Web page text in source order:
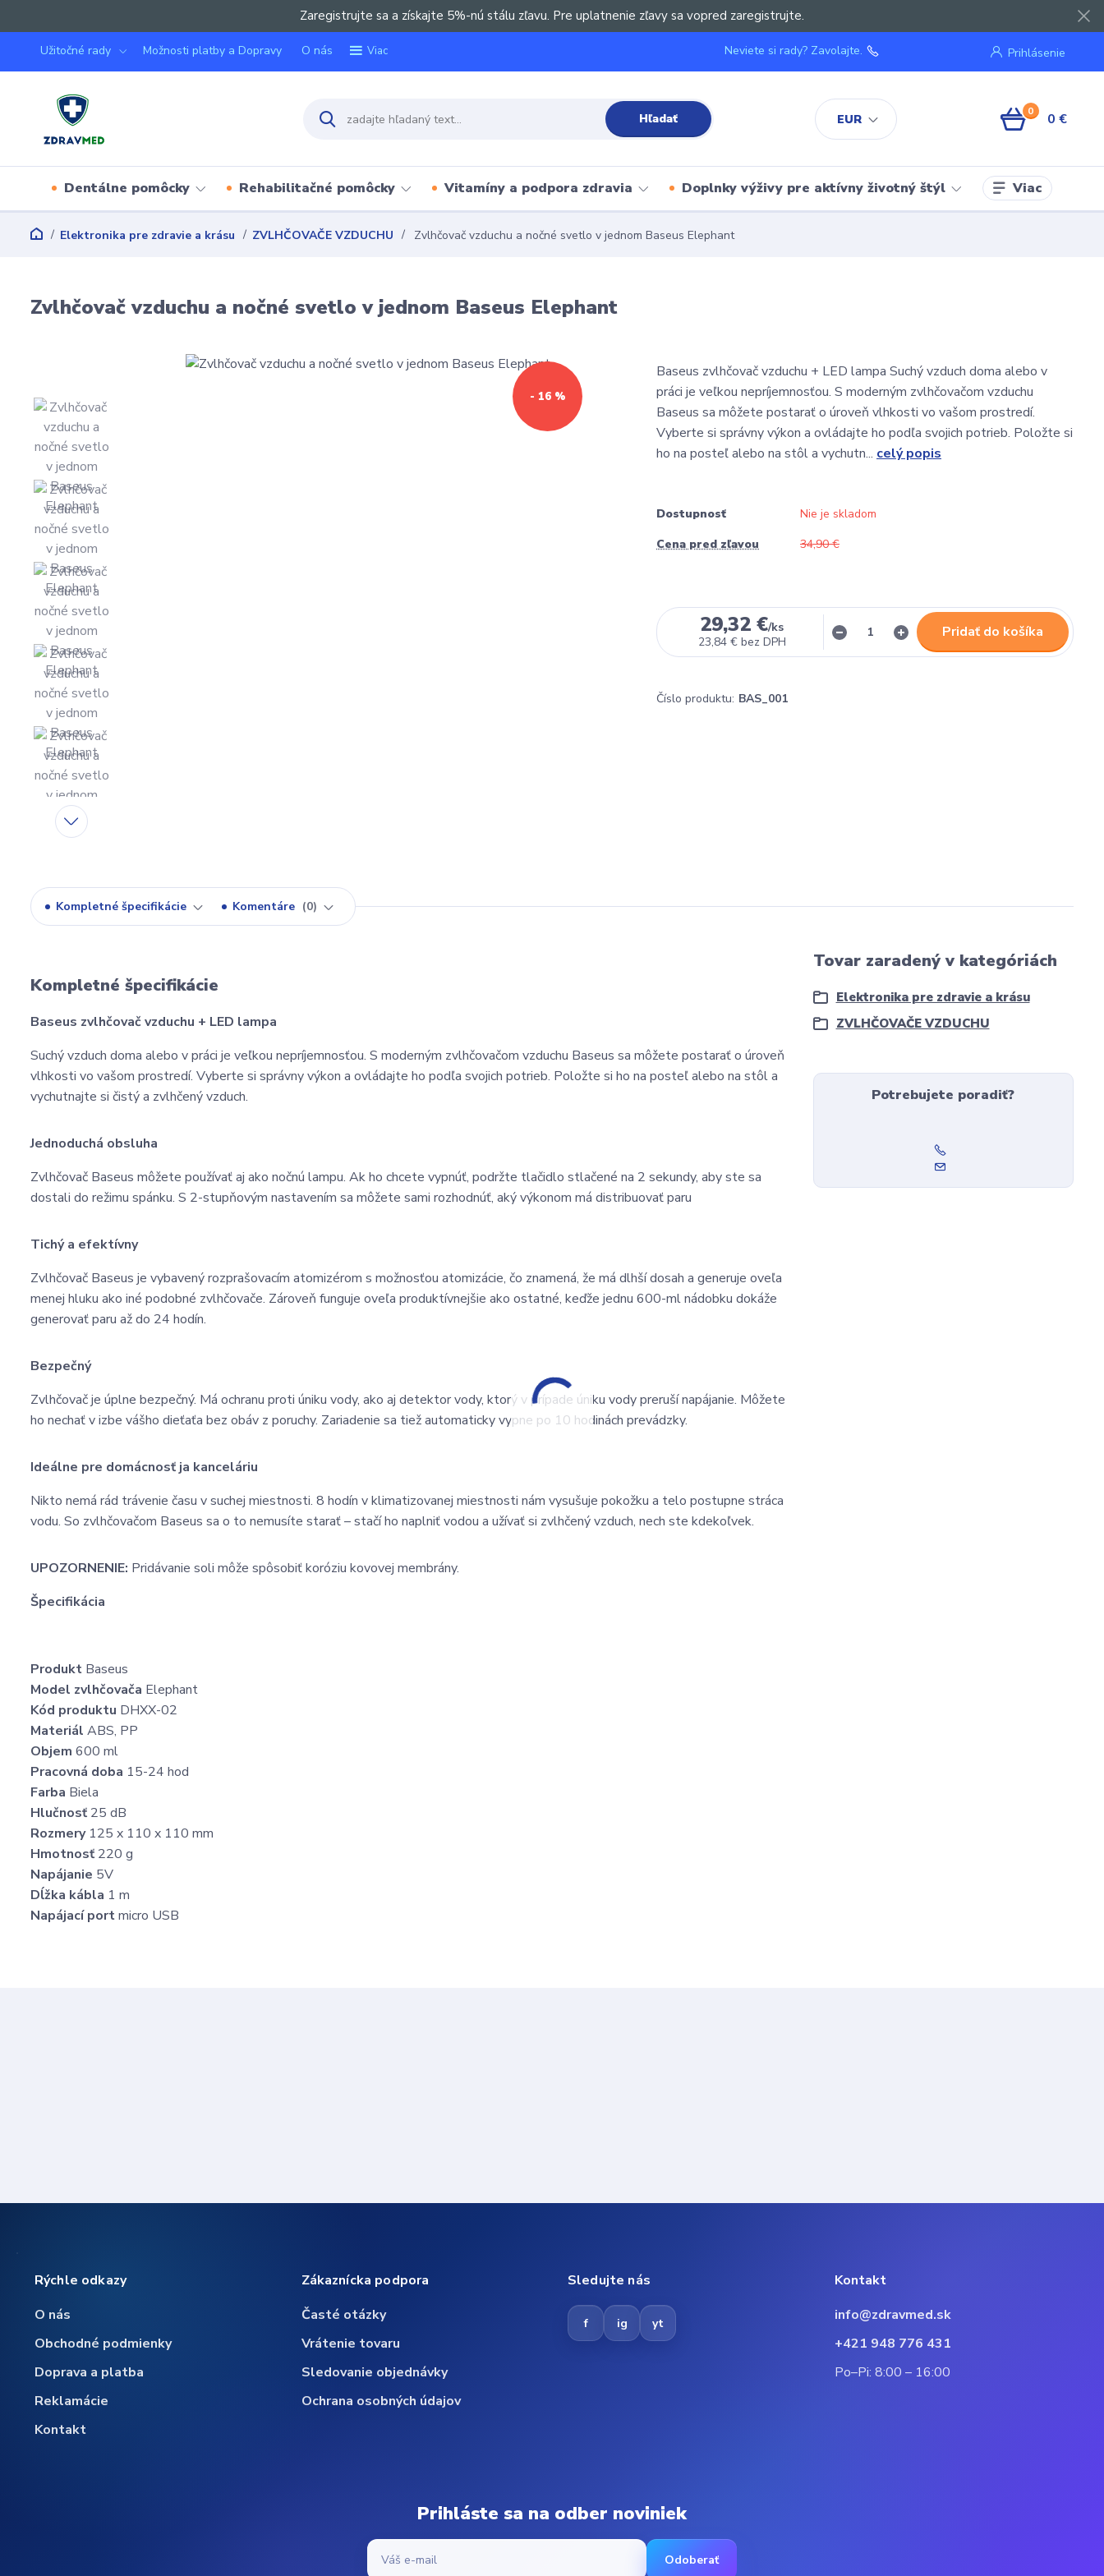
Zaregistrujte sa a získajte 5%-nú stálu zľavu. Pre uplatnenie zľavy sa vopred zaregistrujte.
Užitočné rady Možnosti platby a Dopravy O nás Viac
EUR
Prihlásenie
Hľadať
Neviete si rady? Zavolajte.
0 0 €
Dentálne pomôcky Rehabilitačné pomôcky Vitamíny a podpora zdravia Doplnky výživy pre aktívny životný štýl Viac
Elektronika pre zdravie a krásu ZVLHČOVAČE VZDUCHU Zvlhčovač vzduchu a nočné svetlo v jednom Baseus Elephant
Zvlhčovač vzduchu a nočné svetlo v jednom Baseus Elephant
- 16 %
Baseus zvlhčovač vzduchu + LED lampa Suchý vzduch doma alebo v
práci je veľkou nepríjemnosťou. S moderným zvlhčovačom vzduchu
Baseus sa môžete postarať o úroveň vlhkosti vo vašom prostredí.
Vyberte si správny výkon a ovládajte ho podľa svojich potrieb. Položte si
ho na posteľ alebo na stôl a vychutn... celý popis
Dostupnosť
Nie je skladom
Cena pred zľavou
34,90 €
29,32 €/ks
23,84 € bez DPH
Pridať do košíka
Číslo produktu: BAS_001
Kompletné špecifikácie Komentáre 0
Kompletné špecifikácie
Baseus zvlhčovač vzduchu + LED lampa
Suchý vzduch doma alebo v práci je veľkou nepríjemnosťou. S moderným zvlhčovačom vzduchu Baseus sa môžete postarať o úroveň
vlhkosti vo vašom prostredí. Vyberte si správny výkon a ovládajte ho podľa svojich potrieb. Položte si ho na posteľ alebo na stôl a
vychutnajte si čistý a zvlhčený vzduch.
Jednoduchá obsluha
Zvlhčovač Baseus môžete používať aj ako nočnú lampu. Ak ho chcete vypnúť, podržte tlačidlo stlačené na 2 sekundy, aby ste sa
dostali do režimu spánku. S 2-stupňovým nastavením sa môžete sami rozhodnúť, aký výkonom má distribuovať paru
Tichý a efektívny
Zvlhčovač Baseus je vybavený rozprašovacím atomizérom s možnosťou atomizácie, čo znamená, že má dlhší dosah a generuje oveľa
menej hluku ako iné podobné zvlhčovače. Zároveň funguje oveľa produktívnejšie ako ostatné, keďže jednu 600-ml nádobku dokáže
generovať paru až do 24 hodín.
Bezpečný
Zvlhčovač je úplne bezpečný. Má ochranu proti úniku vody, ako aj detektor vody, ktorý v prípade úniku vody preruší napájanie. Môžete
ho nechať v izbe vášho dieťaťa bez obáv z poruchy. Zariadenie sa tiež automaticky vypne po 10 hodinách prevádzky.
Ideálne pre domácnosť ja kanceláriu
Nikto nemá rád trávenie času v suchej miestnosti. 8 hodín v klimatizovanej miestnosti nám vysušuje pokožku a telo postupne stráca
vodu. So zvlhčovačom Baseus sa o to nemusíte starať – stačí ho naplniť vodou a užívať si zvlhčený vzduch, nech ste kdekoľvek.
UPOZORNENIE: Pridávanie soli môže spôsobiť koróziu kovovej membrány.
Špecifikácia
Produkt Baseus
Model zvlhčovača Elephant
Kód produktu DHXX-02
Materiál ABS, PP
Objem 600 ml
Pracovná doba 15-24 hod
Farba Biela
Hlučnosť 25 dB
Rozmery125 x 110 x 110 mm
Hmotnosť 220 g
Napájanie 5V
Dĺžka kábla 1 m
Napájací portmicro USB
Tovar zaradený v kategóriách
Elektronika pre zdravie a krásu
ZVLHČOVAČE VZDUCHU
Potrebujete poradiť?
Rýchle odkazy
O nás
Obchodné podmienky
Doprava a platba
Reklamácie
Kontakt
Zákaznícka podpora
Časté otázky
Vrátenie tovaru
Sledovanie objednávky
Ochrana osobných údajov
Sledujte nás
f ig yt
Kontakt
info@zdravmed.sk
+421 948 776 431
Po–Pi: 8:00 – 16:00
Prihláste sa na odber noviniek
Odoberať